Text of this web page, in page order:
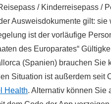
/ Kinderreisepass /
Ausweisdokumente gilt:
ist der vorläufige
des Europarates“
(Spanien) brauchen Sie
Situation ist außerdem seit
Health. Alternativ können Sie